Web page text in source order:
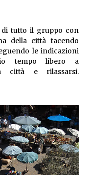
di tutto il gruppo con
della città facendo
le indicazioni
tempo libero a
città e rilassarsi.